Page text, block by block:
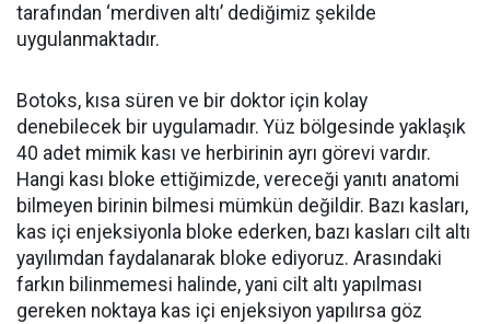
tarafından ‘merdiven altı’ dediğimiz şekilde
uygulanmaktadır.
Botoks, kısa süren ve bir doktor için kolay
denebilecek bir uygulamadır. Yüz bölgesinde yaklaşık
40 adet mimik kası ve herbirinin ayrı görevi vardır.
Hangi kası bloke ettiğimizde, vereceği yanıtı anatomi
bilmeyen birinin bilmesi mümkün değildir. Bazı kasları,
kas içi enjeksiyonla bloke ederken, bazı kasları cilt altı
yayılımdan faydalanarak bloke ediyoruz. Arasındaki
farkın bilinmemesi halinde, yani cilt altı yapılması
gereken noktaya kas içi enjeksiyon yapılırsa göz